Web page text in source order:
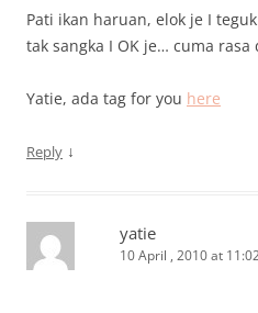
Pati ikan haruan, elok je I
tak sangka I OK je… cuma
Yatie, ada tag for you here
Reply ↓
yatie
10 April , 2010 at